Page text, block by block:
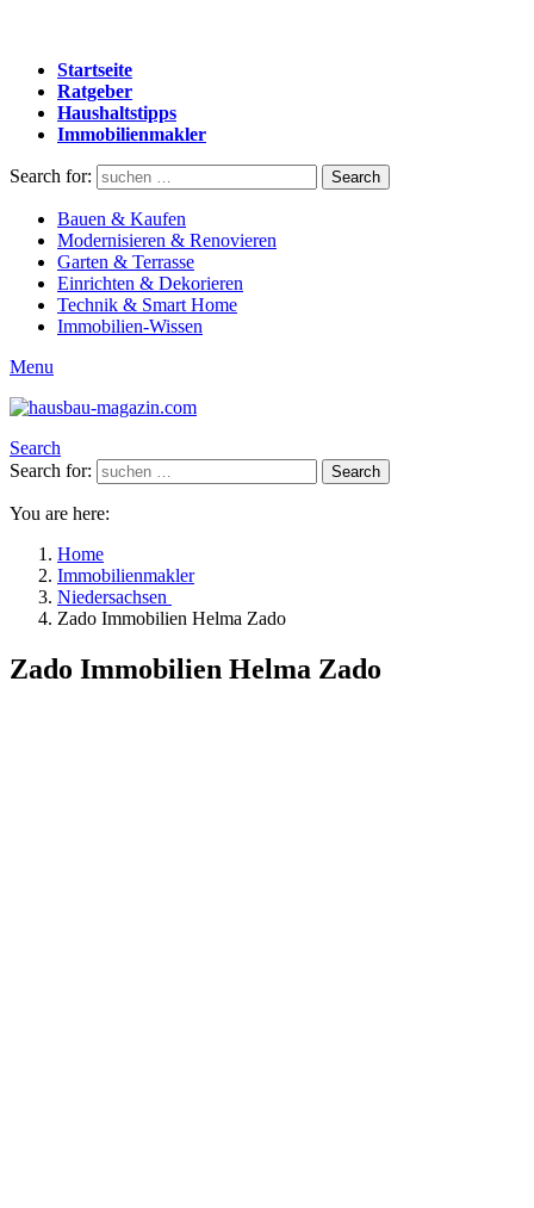
Startseite
Ratgeber
Haushaltstipps
Immobilienmakler
Search for: Search
Bauen & Kaufen
Modernisieren & Renovieren
Garten & Terrasse
Einrichten & Dekorieren
Technik & Smart Home
Immobilien-Wissen
Menu
Search
Search for:
Search
You are here:
Home
Immobilienmakler
Niedersachsen
Zado Immobilien Helma Zado
Zado Immobilien Helma Zado